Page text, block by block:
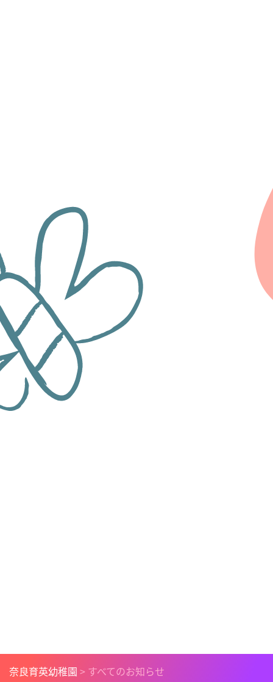
奈良育英幼稚園 > すべてのお知らせ